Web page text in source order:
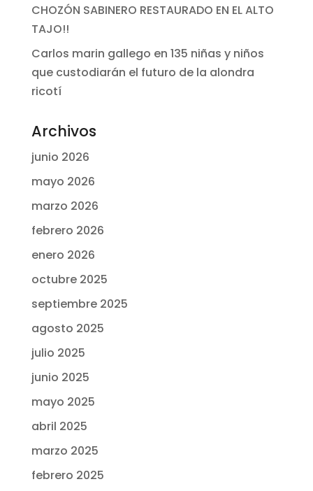
CHOZÓN SABINERO RESTAURADO EN EL ALTO
TAJO!!
Carlos marin gallego en 135 niñas y niños
que custodiarán el futuro de la alondra
ricotí
Archivos
junio 2026
mayo 2026
marzo 2026
febrero 2026
enero 2026
octubre 2025
septiembre 2025
agosto 2025
julio 2025
junio 2025
mayo 2025
abril 2025
marzo 2025
febrero 2025